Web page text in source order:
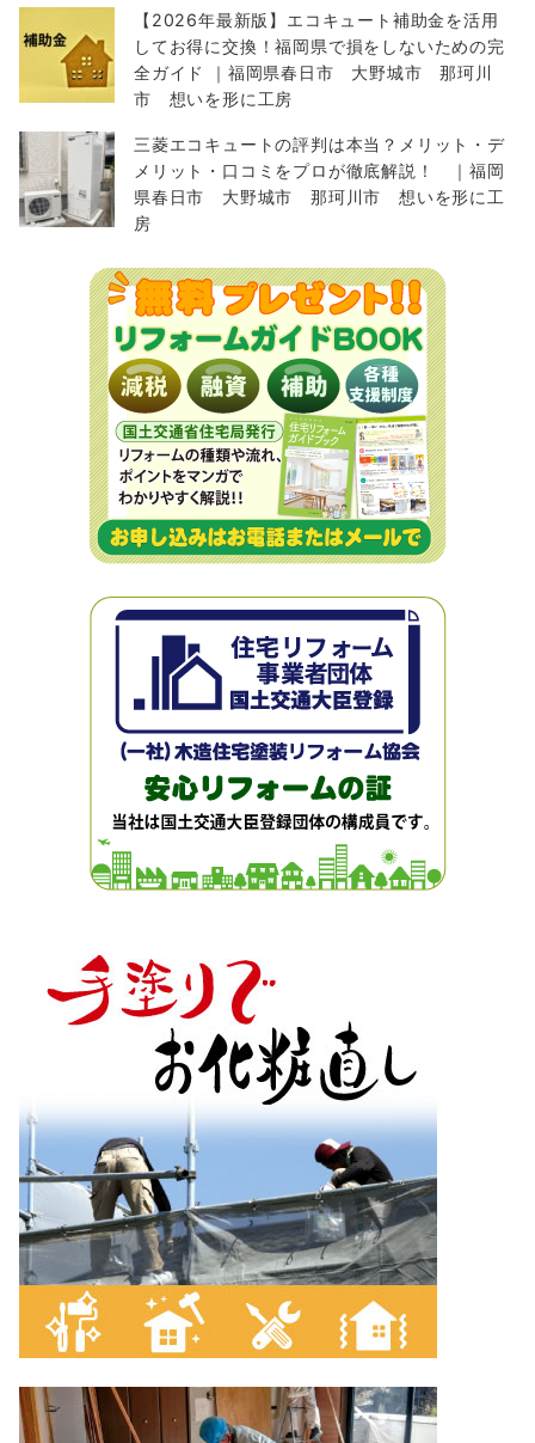
【2026年最新版】エコキュート補助金を活用
してお得に交換！福岡県で損をしないための完
全ガイド ｜福岡県春日市 大野城市 那珂川
市 想いを形に工房
三菱エコキュートの評判は本当？メリット・デ
メリット・口コミをプロが徹底解説！ ｜福岡
県春日市 大野城市 那珂川市 想いを形に工
房